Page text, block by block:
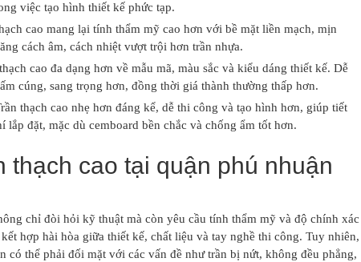
việc tạo hình thiết kế phức tạp.
cao mang lại tính thẩm mỹ cao hơn với bề mặt liền mạch, mịn
cách âm, cách nhiệt vượt trội hơn trần nhựa.
cao đa dạng hơn về mẫu mã, màu sắc và kiểu dáng thiết kế. Dễ
cúng, sang trọng hơn, đồng thời giá thành thường thấp hơn.
thạch cao nhẹ hơn đáng kể, dễ thi công và tạo hình hơn, giúp tiết
lắp đặt, mặc dù cemboard bền chắc và chống ẩm tốt hơn.
thạch cao tại quận phú nhuận
chỉ đòi hỏi kỹ thuật mà còn yêu cầu tính thẩm mỹ và độ chính xác
hợp hài hòa giữa thiết kế, chất liệu và tay nghề thi công. Tuy nhiên,
có thể phải đối mặt với các vấn đề như trần bị nứt, không đều phẳng,